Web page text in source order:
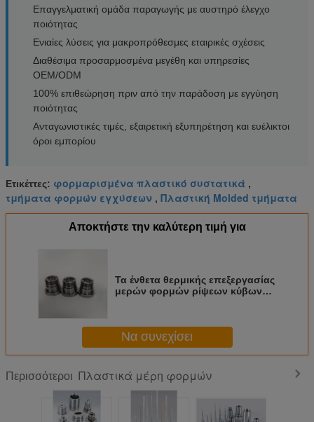
Επαγγελματική ομάδα παραγωγής με αυστηρό έλεγχο
ποιότητας
Ενιαίες λύσεις για μακροπρόθεσμες εταιρικές σχέσεις
Διαθέσιμα προσαρμοσμένα μεγέθη και υπηρεσίες
OEM/ODM
100% επιθεώρηση πριν από την παράδοση με εγγύηση
ποιότητας
Ανταγωνιστικές τιμές, εξαιρετική εξυπηρέτηση και ευέλικτοι
όροι εμπορίου
Ετικέττες: φορμαρισμένα πλαστικό συστατικά ,
τμήματα φορμών εγχύσεων , Πλαστική Molded τμήματα
Αποκτήστε την καλύτερη τιμή για
Τα ένθετα θερμικής επεξεργασίας
μερών φορμών ρίψεων κύβων
Να συνεχίσει
Περισσότεροι Πλαστικά μέρη φορμών